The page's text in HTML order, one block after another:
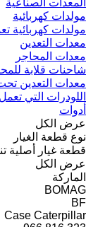
مولدات كهربائية
مولدات كهربائية
معدات التعدين
معدات المحاجر
شاحنات قلابة
معدات التعدين
اللودرات التي
أدوات
عرض الكل
نوع قطعة الغيار
قطعة غيار أصلية
عرض الكل
الماركة
BOMAG
BF
Case Caterpillar